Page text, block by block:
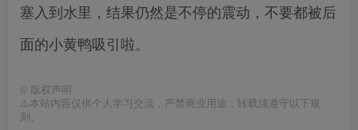
塞入到水里，结果仍然是不停的震动，不要都被后
面的小黄鸭吸引啦。
© 版权声明
⚠️本站内容仅供个人学习交流，严禁商业用途，转载须遵守以下规
则。